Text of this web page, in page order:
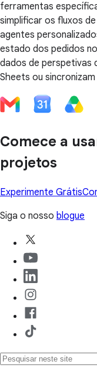
ferramentas
simplificar os fluxos
agentes
estado dos pedidos
dados de perspetivas
Sheets ou
Comece a
projetos
Experimente Grátis
Siga o nosso blogue